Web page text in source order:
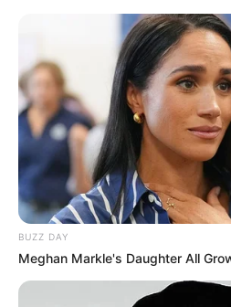
BUZZ DAY
Meghan Markle's Daughter All